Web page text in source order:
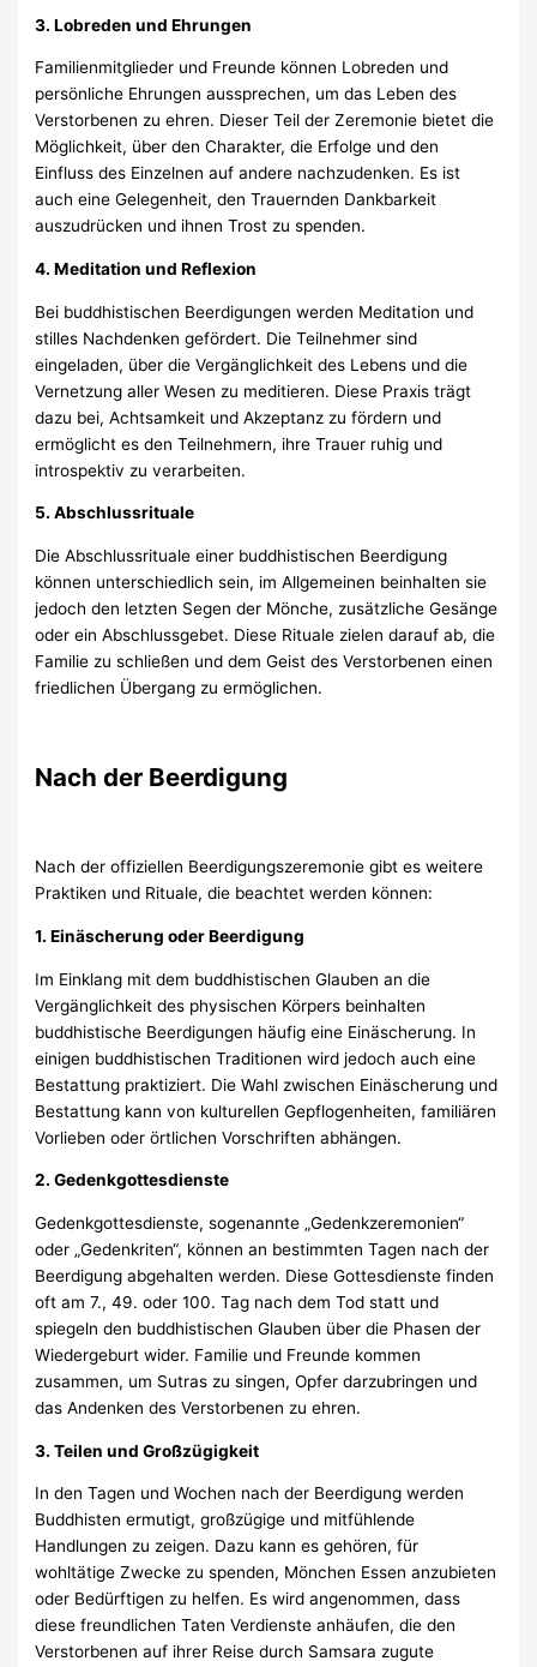
3. Lobreden und Ehrungen
Familienmitglieder und Freunde können Lobreden und
persönliche Ehrungen aussprechen, um das Leben des
Verstorbenen zu ehren. Dieser Teil der Zeremonie bietet die
Möglichkeit, über den Charakter, die Erfolge und den
Einfluss des Einzelnen auf andere nachzudenken. Es ist
auch eine Gelegenheit, den Trauernden Dankbarkeit
auszudrücken und ihnen Trost zu spenden.
4. Meditation und Reflexion
Bei buddhistischen Beerdigungen werden Meditation und
stilles Nachdenken gefördert. Die Teilnehmer sind
eingeladen, über die Vergänglichkeit des Lebens und die
Vernetzung aller Wesen zu meditieren. Diese Praxis trägt
dazu bei, Achtsamkeit und Akzeptanz zu fördern und
ermöglicht es den Teilnehmern, ihre Trauer ruhig und
introspektiv zu verarbeiten.
5. Abschlussrituale
Die Abschlussrituale einer buddhistischen Beerdigung
können unterschiedlich sein, im Allgemeinen beinhalten sie
jedoch den letzten Segen der Mönche, zusätzliche Gesänge
oder ein Abschlussgebet. Diese Rituale zielen darauf ab, die
Familie zu schließen und dem Geist des Verstorbenen einen
friedlichen Übergang zu ermöglichen.
Nach der Beerdigung
Nach der offiziellen Beerdigungszeremonie gibt es weitere
Praktiken und Rituale, die beachtet werden können:
1. Einäscherung oder Beerdigung
Im Einklang mit dem buddhistischen Glauben an die
Vergänglichkeit des physischen Körpers beinhalten
buddhistische Beerdigungen häufig eine Einäscherung. In
einigen buddhistischen Traditionen wird jedoch auch eine
Bestattung praktiziert. Die Wahl zwischen Einäscherung und
Bestattung kann von kulturellen Gepflogenheiten, familiären
Vorlieben oder örtlichen Vorschriften abhängen.
2. Gedenkgottesdienste
Gedenkgottesdienste, sogenannte „Gedenkzeremonien“
oder „Gedenkriten“, können an bestimmten Tagen nach der
Beerdigung abgehalten werden. Diese Gottesdienste finden
oft am 7., 49. oder 100. Tag nach dem Tod statt und
spiegeln den buddhistischen Glauben über die Phasen der
Wiedergeburt wider. Familie und Freunde kommen
zusammen, um Sutras zu singen, Opfer darzubringen und
das Andenken des Verstorbenen zu ehren.
3. Teilen und Großzügigkeit
In den Tagen und Wochen nach der Beerdigung werden
Buddhisten ermutigt, großzügige und mitfühlende
Handlungen zu zeigen. Dazu kann es gehören, für
wohltätige Zwecke zu spenden, Mönchen Essen anzubieten
oder Bedürftigen zu helfen. Es wird angenommen, dass
diese freundlichen Taten Verdienste anhäufen, die den
Verstorbenen auf ihrer Reise durch Samsara zugute